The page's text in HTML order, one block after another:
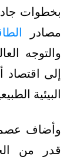
بخطوات
مصادر
والتوجه
إلى اقتصاد
البيئية
وأضاف
قدر من